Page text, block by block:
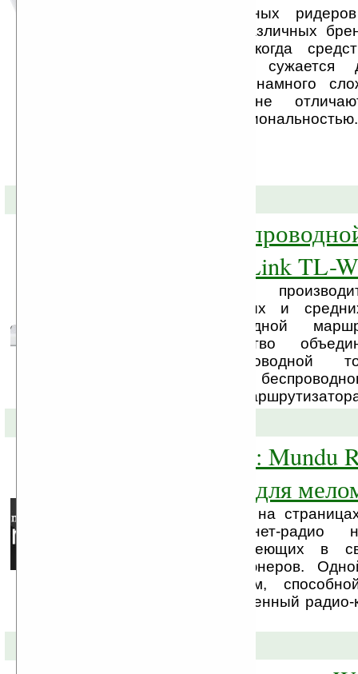
На рынке электронных
десятки устройств различных
есть из чего. Но когда
ограничены, выбор сужается
«читалок». Тут все намного
дешевые модели не
изготовления и функциональностью.
Домашний
провайдер TP-Link TL-
TP-Link, китайский
продуктов для малых и
выпустил беспроводной
WR743ND. Устройство
функционал беспроводной
маршрутизатора,
брандмауэра и NAT-
Программа дня: Mundu
инернет-радио для
Мы уже затрагивали на
организации интернет-
устройствах, не имеющих в
аппаратных радио-тюнеров.
популярных программ,
пользователю качественный радио-